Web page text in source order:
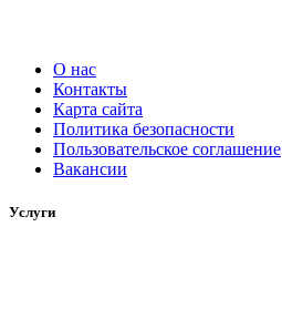
О нас
Контакты
Карта сайта
Политика безопасности
Пользовательское соглашение
Вакансии
Услуги